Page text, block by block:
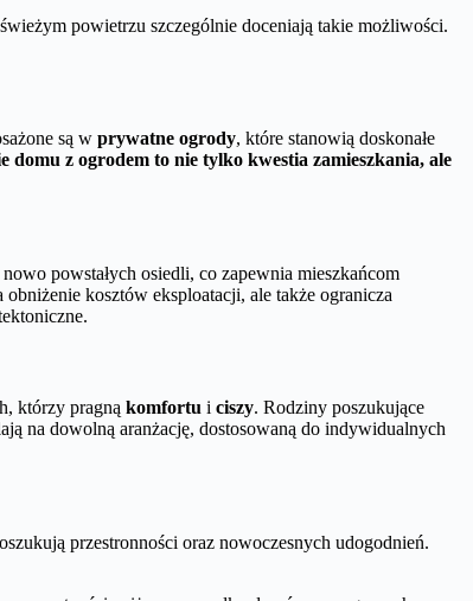
powietrzu szczególnie doceniają takie możliwości.
są w prywatne ogrody, które stanowią doskonałe
domu z ogrodem to nie tylko kwestia zamieszkania, ale
powstałych osiedli, co zapewnia mieszkańcom
kosztów eksploatacji, ale także ogranicza
którzy pragną komfortu i ciszy. Rodziny poszukujące
na dowolną aranżację, dostosowaną do indywidualnych
przestronności oraz nowoczesnych udogodnień.